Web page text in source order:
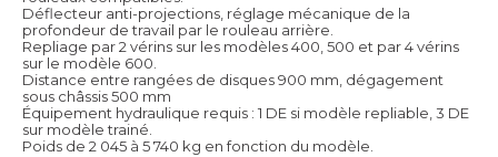
Déflecteur anti-projections, réglage mécanique de la
profondeur de travail par le rouleau arrière.
Repliage par 2 vérins sur les modèles 400, 500 et par 4 vérins
sur le modèle 600.
Distance entre rangées de disques 900 mm, dégagement
sous châssis 500 mm
Équipement hydraulique requis : 1 DE si modèle repliable, 3 DE
sur modèle trainé.
Poids de 2 045 à 5 740 kg en fonction du modèle.